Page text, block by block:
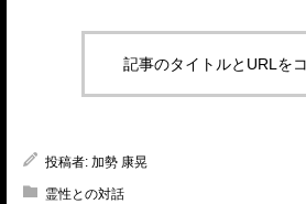
記事のタイトルとURLを
投稿者: 加勢 康晃
霊性との対話